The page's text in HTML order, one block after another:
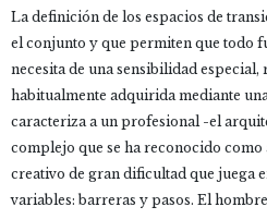
La definición de los espacios de
el conjunto y que permiten que todo
necesita de una sensibilidad
habitualmente adquirida mediante
caracteriza a un profesional -el
complejo que se ha reconocido como
creativo de gran dificultad que juega
variables: barreras y pasos. El